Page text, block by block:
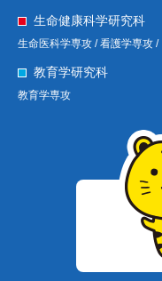
生命健康科学研究科
生命医科学専攻 / 看護学専攻 /
教育学研究科
教育学専攻